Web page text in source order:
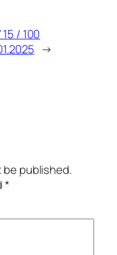
15 / 100
→
be published.
*